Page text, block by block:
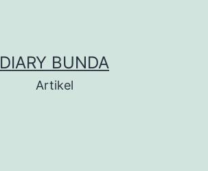
DIARY BUNDA
Artikel